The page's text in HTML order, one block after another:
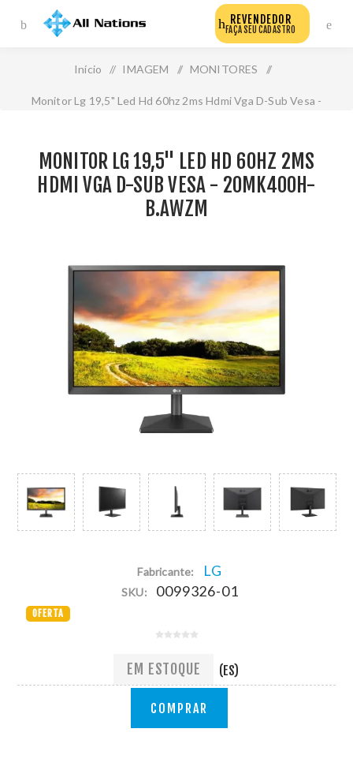
REVENDEDOR
FAÇA SEU CADASTRO
Início / IMAGEM / MONITORES /
Monitor Lg 19,5" Led Hd 60hz 2ms Hdmi Vga D-Sub Vesa -
MONITOR LG 19,5" LED HD 60HZ 2MS
HDMI VGA D-SUB VESA - 20MK400H-
B.AWZM
Fabricante: LG
SKU: 0099326-01
OFERTA
EM ESTOQUE (ES)
COMPRAR